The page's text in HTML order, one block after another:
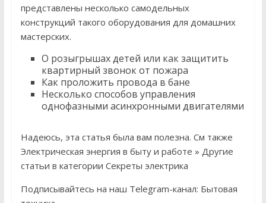
представлены несколько самодельных
конструкций такого оборудования для домашних
мастерских.
О розыгрышах детей или как защитить
квартирный звонок от пожара
Как проложить провода в бане
Несколько способов управления
однофазными асинхронными двигателями
Надеюсь, эта статья была вам полезна. См также
Электрическая энергия в быту и работе » Другие
статьи в категории Секреты электрика
Подписывайтесь на наш Telegram-канал: Бытовая